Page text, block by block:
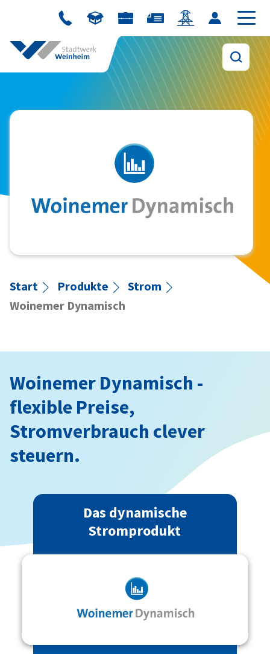
Start Produkte
Strom
Woinemer Dynamisch
Woinemer Dynamisch -
flexible Preise,
Stromverbrauch clever
steuern.
Das dynamische
Stromprodukt